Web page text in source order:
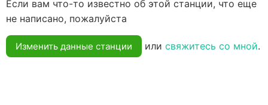
Если вам что-то известно об этой станции, что еще
не написано, пожалуйста
Изменить данные станции или свяжитесь со мной.